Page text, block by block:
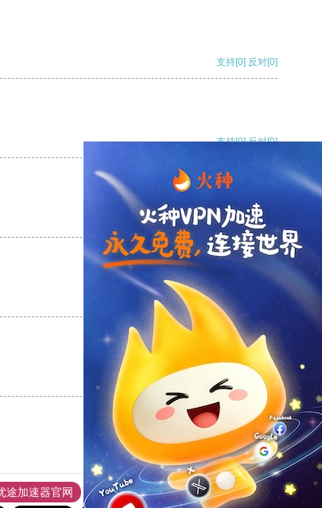
支持[0] 反对[0]
支持[0] 反对[0]
支持[0] 反对
支持
支持 反对 [0]
途加速器官网 风驰加速器 旋风加速器 八戒看书